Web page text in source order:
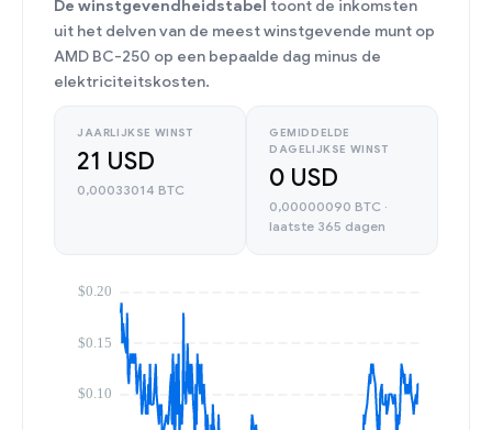
De winstgevendheidstabel toont de inkomsten
uit het delven van de meest winstgevende munt op
AMD BC-250 op een bepaalde dag minus de
elektriciteitskosten.
JAARLIJKSE WINST
21 USD
0,00033014 BTC
GEMIDDELDE
DAGELIJKSE WINST
0 USD
0,00000090 BTC ·
laatste 365 dagen